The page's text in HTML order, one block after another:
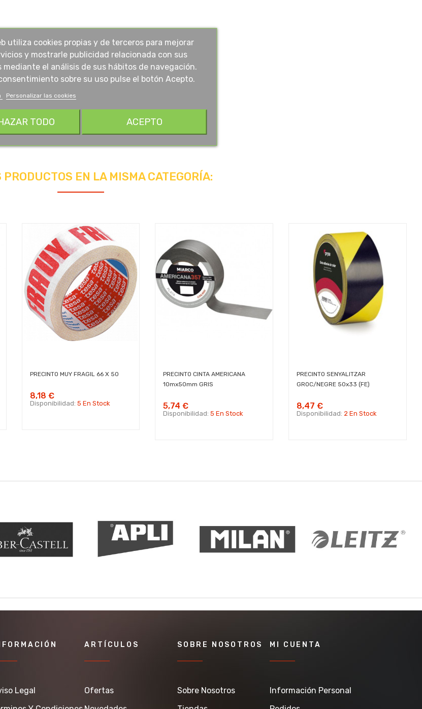
PRODUCTOS EN LA MISMA CATEGORÍA:
PRECINTO MUY FRAGIL 66 X 50
8,18 €
Disponibilidad: 5 En Stock
PRECINTO CINTA AMERICANA
10mx50mm GRIS
5,74 €
Disponibilidad:5 En Stock
PRECINTO SENYALITZAR
GROC/NEGRE 50x33 (FE)
8,47 €
Disponibilidad: 2 En Stock
Legal
ARTÍCULOS
Ofertas
SOBRE NOSOTROS
Sobre Nosotros
MI CUENTA
Información Personal
utiliza cookies propias y de terceros para mejorar
y mostrarle publicidad relacionada con sus
mediante el análisis de sus hábitos de navegación.
sobre su uso pulse el botón Acepto.
Personalizar las cookies
TODO ACEPTO